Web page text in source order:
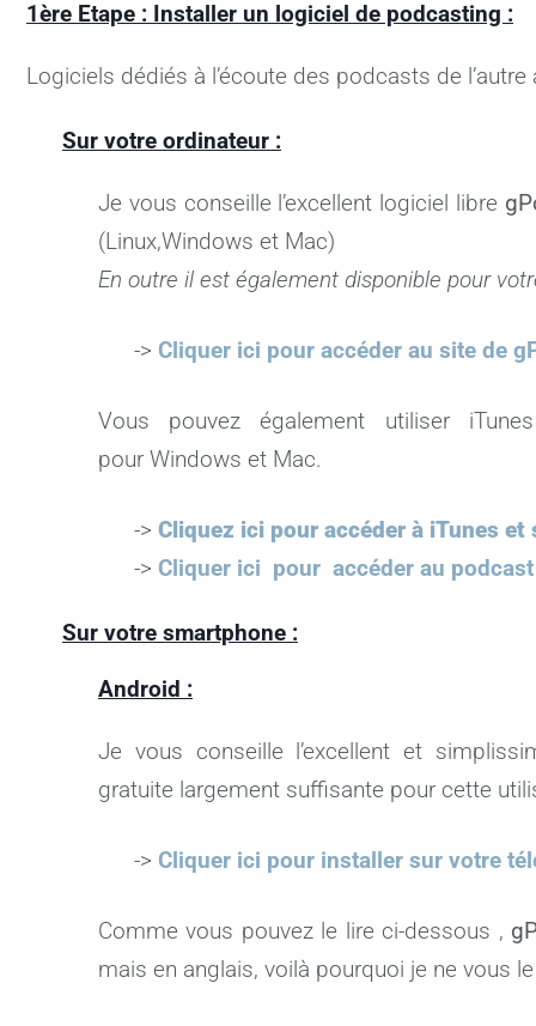
1ère Etape : Installer un logiciel de podcasting :
Logiciels dédiés à l’écoute des podcasts de
Sur votre ordinateur :
Je vous conseille l’excellent logiciel libre
(Linux,Windows et Mac)
En outre il est également disponible pour
-> Cliquer ici pour accéder au site de
Vous pouvez également utiliser
pour Windows et Mac.
-> Cliquez ici pour accéder à iTunes
-> Cliquer ici pour accéder au
Sur votre smartphone :
Android :
Je vous conseille l’excellent et
gratuite largement suffisante pour cette
-> Cliquer ici pour installer sur votre
Comme vous pouvez le lire ci-dessous ,
mais en anglais, voilà pourquoi je ne vous